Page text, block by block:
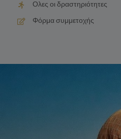
Ολες οι δραστηριότητες
Φόρμα συμμετοχής